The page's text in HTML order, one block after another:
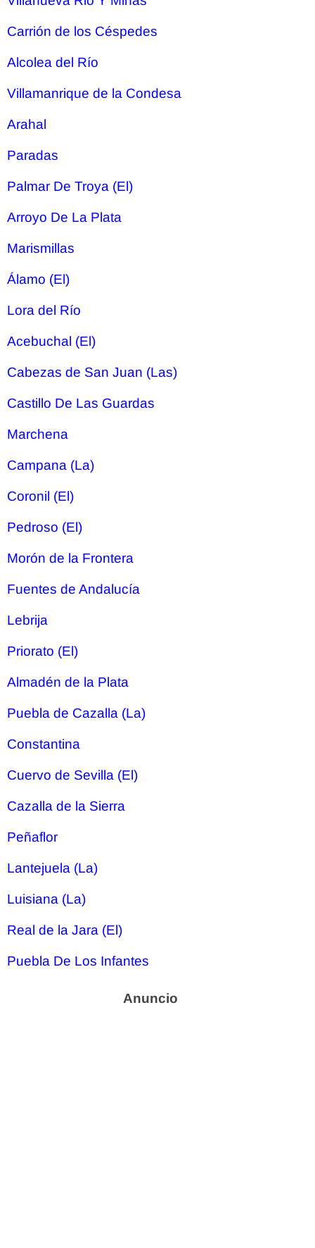
Carrión de los Céspedes
Alcolea del Río
Villamanrique de la Condesa
Arahal
Paradas
Palmar De Troya (El)
Arroyo De La Plata
Marismillas
Álamo (El)
Lora del Río
Acebuchal (El)
Cabezas de San Juan (Las)
Castillo De Las Guardas
Marchena
Campana (La)
Coronil (El)
Pedroso (El)
Morón de la Frontera
Fuentes de Andalucía
Lebrija
Priorato (El)
Almadén de la Plata
Puebla de Cazalla (La)
Constantina
Cuervo de Sevilla (El)
Cazalla de la Sierra
Peñaflor
Lantejuela (La)
Luisiana (La)
Real de la Jara (El)
Puebla De Los Infantes